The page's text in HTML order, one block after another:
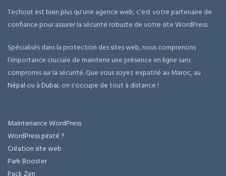
Techout est bien plus qu'une agence web, c'est votre partenaire de
confiance pour assurer la sécurité robuste de votre site WordPress.
Spécialisés dans la protection des sites web, nous comprenons
l'importance cruciale de maintenir une présence en ligne sans
compromis sur la sécurité. Que vous soyez expatrié au Maroc, au
Népal ou àDubai, on s'occupe de tout à distance !
Maintenance WordPress
WordPress piraté ?
Création site web
Park Booster